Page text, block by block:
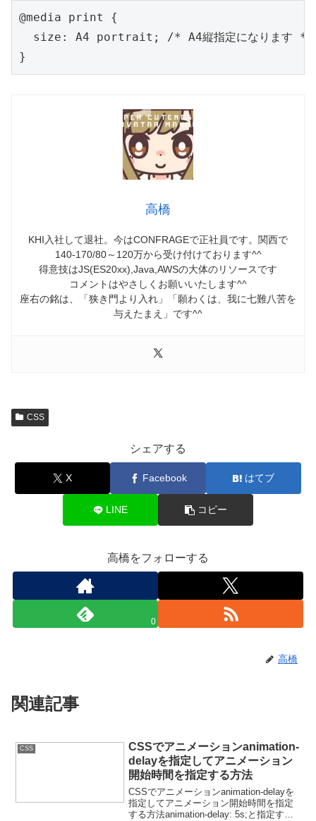
@media print {
  size: A4 portrait; /* A4縦指定になります */
}
高橋
KHI入社して退社。今はCONFRAGEで正社員です。関西で
140-170/80～120万から受け付けております^^
得意技はJS(ES20xx),Java,AWSの大体のリソースです
コメントはやさしくお願いいたします^^
座右の銘は、「狭き門より入れ」「願わくは、我に七難八苦を
与えたまえ」です^^
CSS
シェアする
X Facebook はてブ
LINE コピー
高橋をフォローする
0
高橋
関連記事
CSS
CSSでアニメーションanimation-
delayを指定してアニメーション
開始時間を指定する方法
CSSでアニメーションanimation-delayを
指定してアニメーション開始時間を指定
する方法animation-delay: 5s;と指定する